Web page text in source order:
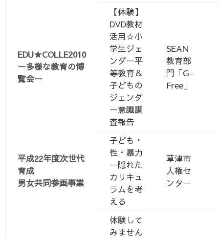
EDU★COLLE2010
ー多様な教育の博
覧会ー
【体験】
DVD教材
活用☆小
学生ジェ
ンダー平
等教育＆
子どもの
ジェンダ
ー意識調
査報告
SEAN
教育部
門「G-
Free」
平成22年度次世代
育成
男女共同参画事業
子ども・
性・暴力
ー隠れた
カリキュ
ラムを考
える
草津市
人権セ
ンター
体験して
みません